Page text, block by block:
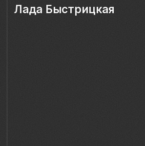
Вашего несогласия с обработкой Ваших персональных
данных Вы можете отключить сохранение cookie в